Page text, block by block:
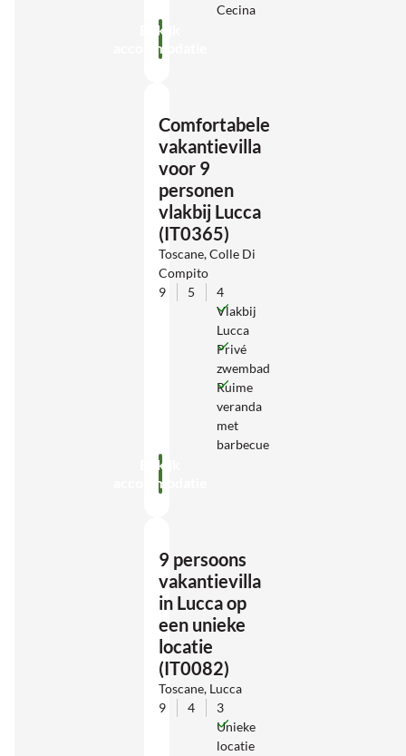
Cecina
Bekijk
accommodatie
Comfortabele
vakantievilla
voor 9
personen
vlakbij Lucca
(IT0365)
Toscane, Colle Di
Compito
9
5
4
Vlakbij
Lucca
Privé
zwembad
Ruime
veranda
met
barbecue
Bekijk
accommodatie
9 persoons
vakantievilla
in Lucca op
een unieke
locatie
(IT0082)
Toscane, Lucca
9
4
3
Unieke
locatie